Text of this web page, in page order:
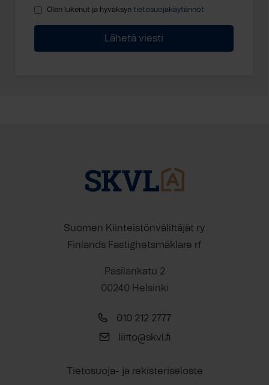
Olen lukenut ja hyväksyn tietosuojakäytännöt
Suomen Kiinteistönvälittäjät ry
Finlands Fastighetsmäklare rf
Pasilankatu 2
00240 Helsinki
010 212 2777
liitto@skvl.fi
Tietosuoja- ja rekisteriseloste